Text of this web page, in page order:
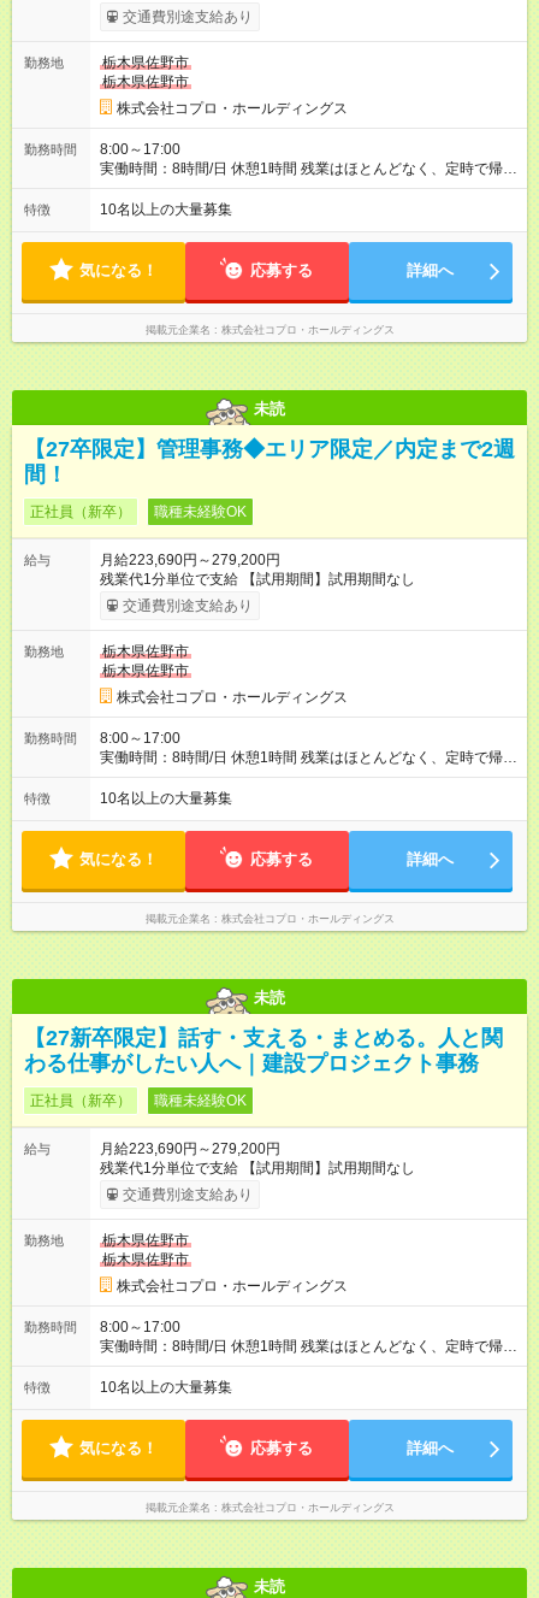
交通費別途支給あり
勤務地
栃木県佐野市
栃木県佐野市
株式会社コプロ・ホールディングス
勤務時間
8:00～17:00
実働時間：8時間/日 休憩1時間 残業はほとんどなく、定時で帰れ
る日が多い働き方です。 毎日の業務は進捗管理や事務が中心な
ので、 「今日やるべき仕事」が終われば、自然と区切りをつけ
方を大切にしています。
特徴 10名以上の大量募集
気になる！ 応募する 詳細へ
掲載元企業名 株式会社コプロ・ホールディングス
未読
【27卒限定】管理事務◆エリア限定／内定まで2週
間！
正社員（新卒） 職種未経験OK
給与
月給223,690円～279,200円
残業代1分単位で支給 【試用期間】試用期間なし
交通費別途支給あり
勤務地
栃木県佐野市
栃木県佐野市
株式会社コプロ・ホールディングス
勤務時間
8:00～17:00
実働時間：8時間/日 休憩1時間 残業はほとんどなく、定時で帰れ
る日が多い働き方です。 毎日の業務は進捗管理や事務が中心な
ので、 「今日やるべき仕事」が終われば、自然と区切りをつけ
方を大切にしています。
特徴 10名以上の大量募集
気になる！ 応募する 詳細へ
掲載元企業名 株式会社コプロ・ホールディングス
未読
【27新卒限定】話す・支える・まとめる。人と関
わる仕事がしたい人へ｜建設プロジェクト事務
正社員（新卒） 職種未経験OK
給与
月給223,690円～279,200円
残業代1分単位で支給 【試用期間】試用期間なし
交通費別途支給あり
勤務地
栃木県佐野市
栃木県佐野市
株式会社コプロ・ホールディングス
勤務時間
8:00～17:00
実働時間：8時間/日 休憩1時間 残業はほとんどなく、定時で帰れ
る日が多い働き方です。 毎日の業務は進捗管理や事務が中心な
ので、 「今日やるべき仕事」が終われば、自然と区切りをつけ
方を大切にしています。
特徴 10名以上の大量募集
気になる！ 応募する 詳細へ
掲載元企業名 株式会社コプロ・ホールディングス
未読